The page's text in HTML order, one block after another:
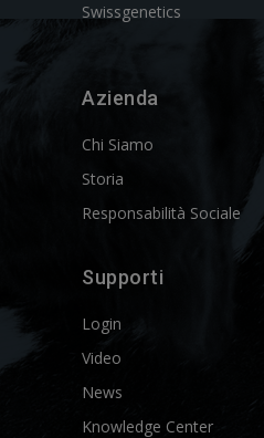
Swissgenetics
Azienda
Chi Siamo
Storia
Responsabilità Sociale
Supporti
Login
Video
News
Knowledge Center